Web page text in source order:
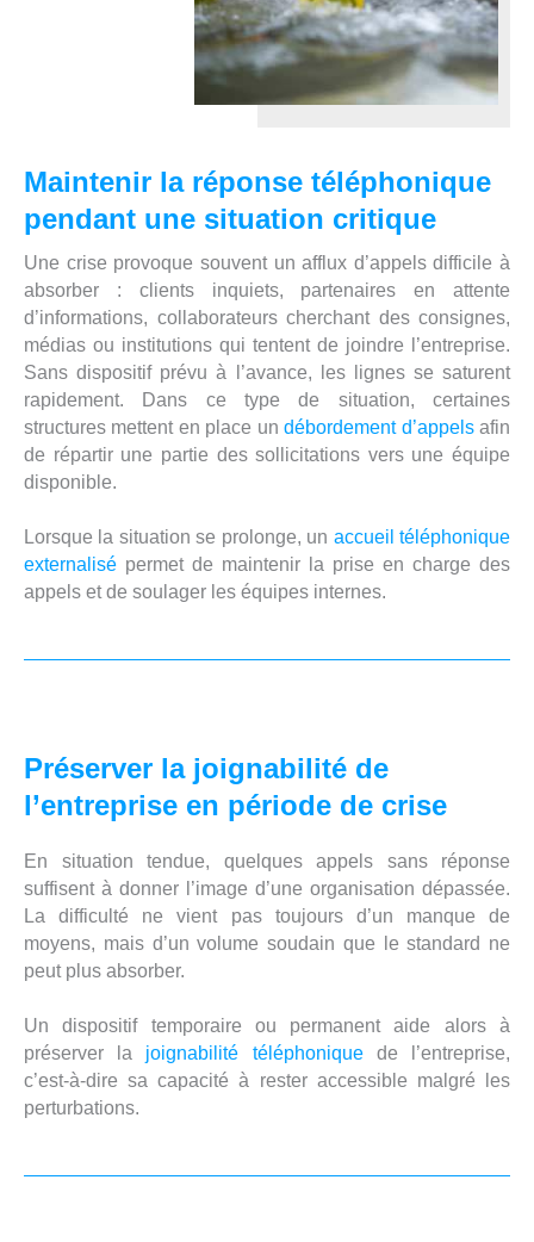
Maintenir la réponse téléphonique
pendant une situation critique
Une crise provoque souvent un afflux d’appels difficile à
absorber : clients inquiets, partenaires en attente
d’informations, collaborateurs cherchant des consignes,
médias ou institutions qui tentent de joindre l’entreprise.
Sans dispositif prévu à l’avance, les lignes se saturent
rapidement. Dans ce type de situation, certaines
structures mettent en place undébordement d’appelsafin
de répartir une partie des sollicitations vers une équipe
disponible.
Lorsque la situation se prolonge, un accueil téléphonique
externalisé permet de maintenir la prise en charge des
appels et de soulager les équipes internes.
Préserver la joignabilité de
l’entreprise en période de crise
En situation tendue, quelques appels sans réponse
suffisent à donner l’image d’une organisation dépassée.
La difficulté ne vient pas toujours d’un manque de
moyens, mais d’un volume soudain que le standard ne
peut plus absorber.
Un dispositif temporaire ou permanent aide alors à
préserver la joignabilité téléphoniquede l’entreprise,
c’est-à-dire sa capacité à rester accessible malgré les
perturbations.